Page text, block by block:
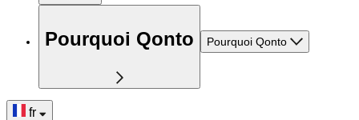
Pourquoi Qonto Pourquoi Qonto
fr